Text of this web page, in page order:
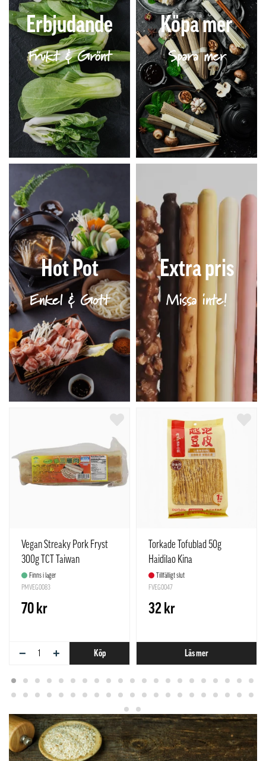
Erbjudande
Frukt & Grönt
Köpa mer
Spara mer
Hot Pot
Enkel & Gott
Extra pris
Missa inte!
Vegan Streaky Pork Fryst
300g TCT Taiwan
Finns i lager
PMVEG0083
70 kr
− + Köp
Torkade Tofublad 50g
Haidilao Kina
Tillfälligt slut
FVEG0047
32 kr
Läs mer